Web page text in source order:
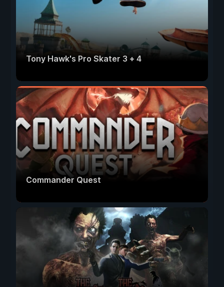
Tony Hawk's Pro Skater 3 + 4
Commander Quest